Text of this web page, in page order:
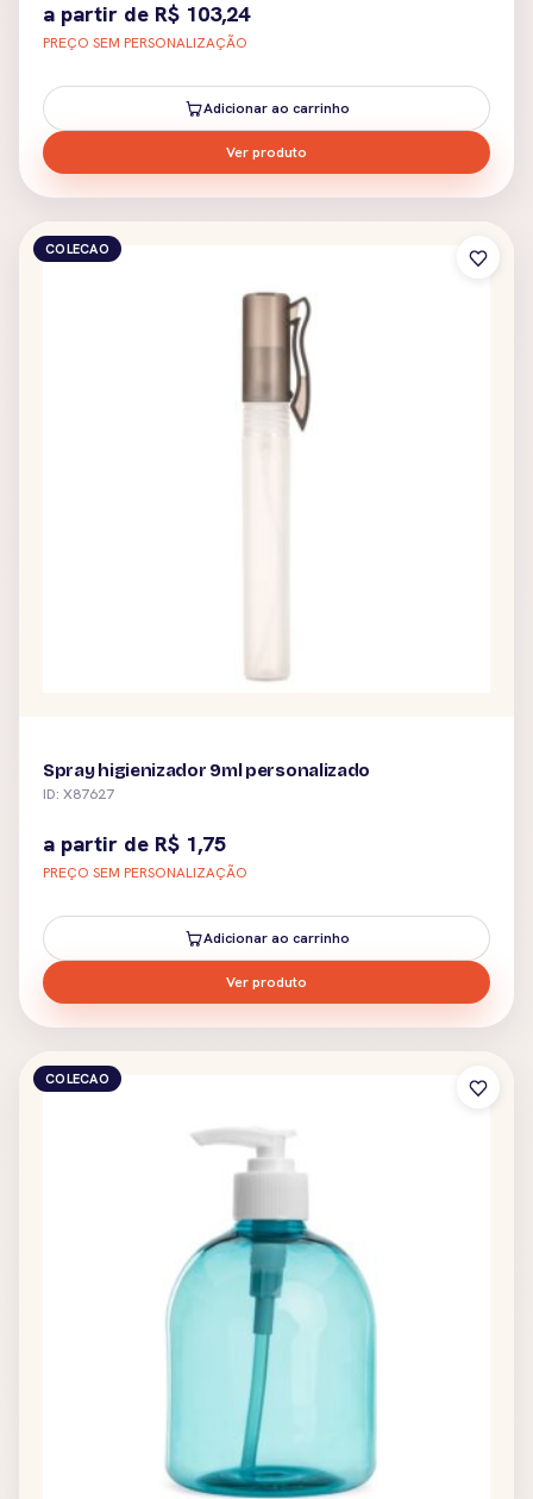
a partir de R$ 103,24
PREÇO SEM PERSONALIZAÇÃO
Adicionar ao carrinho
Ver produto
COLECAO
Spray higienizador 9ml personalizado
ID: X87627
a partir de R$ 1,75
PREÇO SEM PERSONALIZAÇÃO
Adicionar ao carrinho
Ver produto
COLECAO